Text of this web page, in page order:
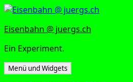
Zum
springen
Eisenbahn @ juergs.ch
Ein Experiment.
Menü und Widgets